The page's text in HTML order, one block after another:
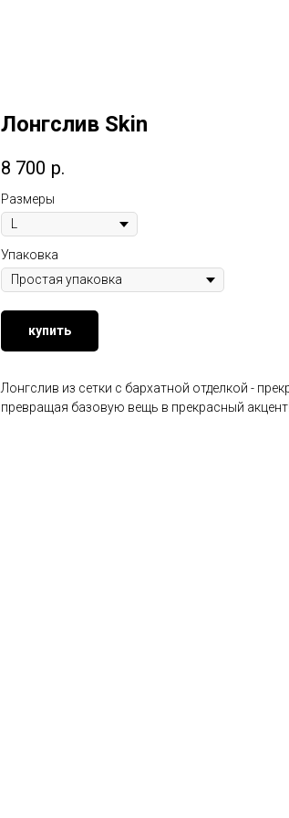
Лонгслив Skin
8 700 р.
Размеры
Упаковка
купить
Лонгслив из сетки с бархатной отделкой -
превращая базовую вещь в прекрасный акцент!